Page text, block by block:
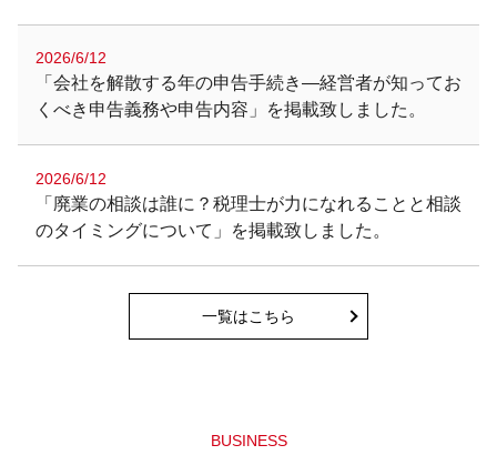
2026/6/12
「会社を解散する年の申告手続き―経営者が知ってお
くべき申告義務や申告内容」を掲載致しました。
2026/6/12
「廃業の相談は誰に？税理士が力になれることと相談
のタイミングについて」を掲載致しました。
一覧はこちら
BUSINESS